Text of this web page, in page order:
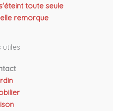
toute seule
remorque
utiles